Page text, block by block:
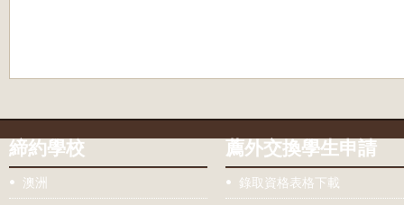
締約學校
澳洲
薦外交換學生申請
錄取資格表格下載